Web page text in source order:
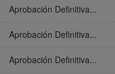
Aprobación Definitiva...
Aprobación Definitiva...
Aprobación Definitiva...